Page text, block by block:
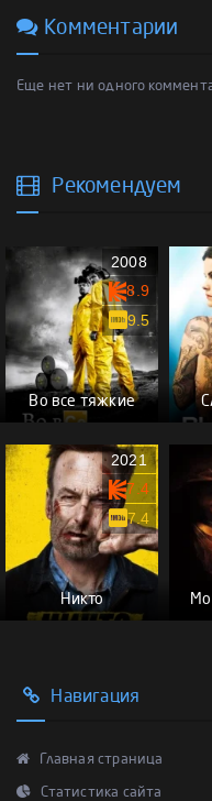
Комментарии
Еще нет ни одного
Рекомендуем
Во все тяжкие
2008
8.9
9.5
Никто
2021
7.4
7.4
Навигация
Главная страница
Статистика сайта